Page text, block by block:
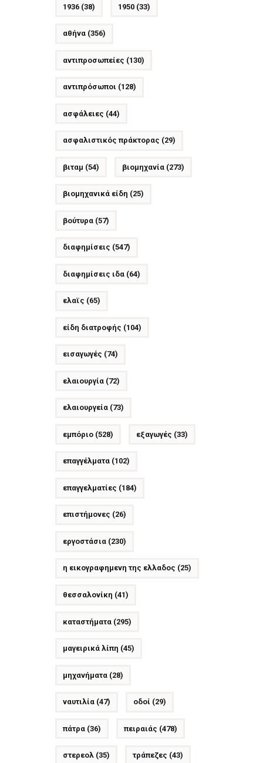
1936(38) 1950(33)
αθήνα(356)
αντιπροσωπείες (130)
αντιπρόσωποι (128)
ασφάλειες (44)
ασφαλιστικός πράκτορας (29)
βιταμ (54) βιομηχανία(273)
βιομηχανικά είδη (25)
βούτυρα(57)
διαφημίσεις (547)
διαφημίσεις ιδα(64)
ελαϊς (65)
είδη διατροφής (104)
εισαγωγές (74)
ελαιουργία(72)
ελαιουργεία(73)
εμπόριο(528) εξαγωγές (33)
επαγγέλματα(102)
επαγγελματίες (184)
επιστήμονες (26)
εργοστάσια(230)
η εικογραφημενη της ελλαδος (25)
θεσσαλονίκη (41)
καταστήματα(295)
μαγειρικά λίπη (45)
μηχανήματα(28)
ναυτιλία(47) οδοί (29)
πάτρα(36) πειραιάς (478)
στερεολ(35) τράπεζες (43)